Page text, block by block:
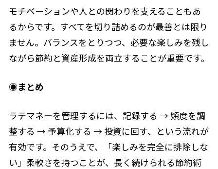
モチベーションや人との関わりを支えることもあ
るからです。すべてを切り詰めるのが最善とは限り
ません。バランスをとりつつ、必要な楽しみを残し
ながら節約と資産形成を両立することが重要です。
◉まとめ
ラテマネーを管理するには、記録する → 頻度を調
整する → 予算化する → 投資に回す、という流れが
有効です。そのうえで、「楽しみを完全に排除しな
い」柔軟さを持つことが、長く続けられる節約術